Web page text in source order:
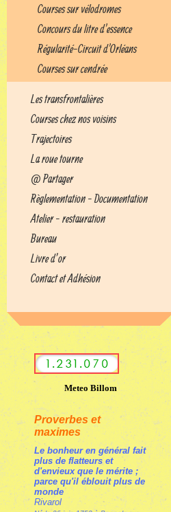
Courses sur vélodromes
Concours du litre d'essence
Régularité-Circuit d'Orléans
Courses sur cendrée
Les transfrontalières
Courses chez nos voisins
Trajectoires
La roue tourne
@ Partager
Règlementation - Documentation
Atelier - restauration
Bureau
Livre d’or
Contact et Adhésion
Meteo Billom
Proverbes et
maximes
Le bonheur en général fait
plus de flatteurs et
d'envieux que le mérite ;
parce qu'il éblouit plus de
monde
Rivarol